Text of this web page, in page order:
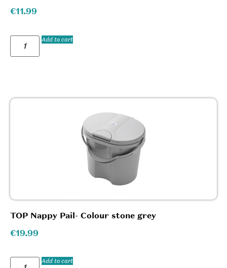
€11.99
Add to cart
TOP Nappy Pail- Colour stone grey
€19.99
Add to cart